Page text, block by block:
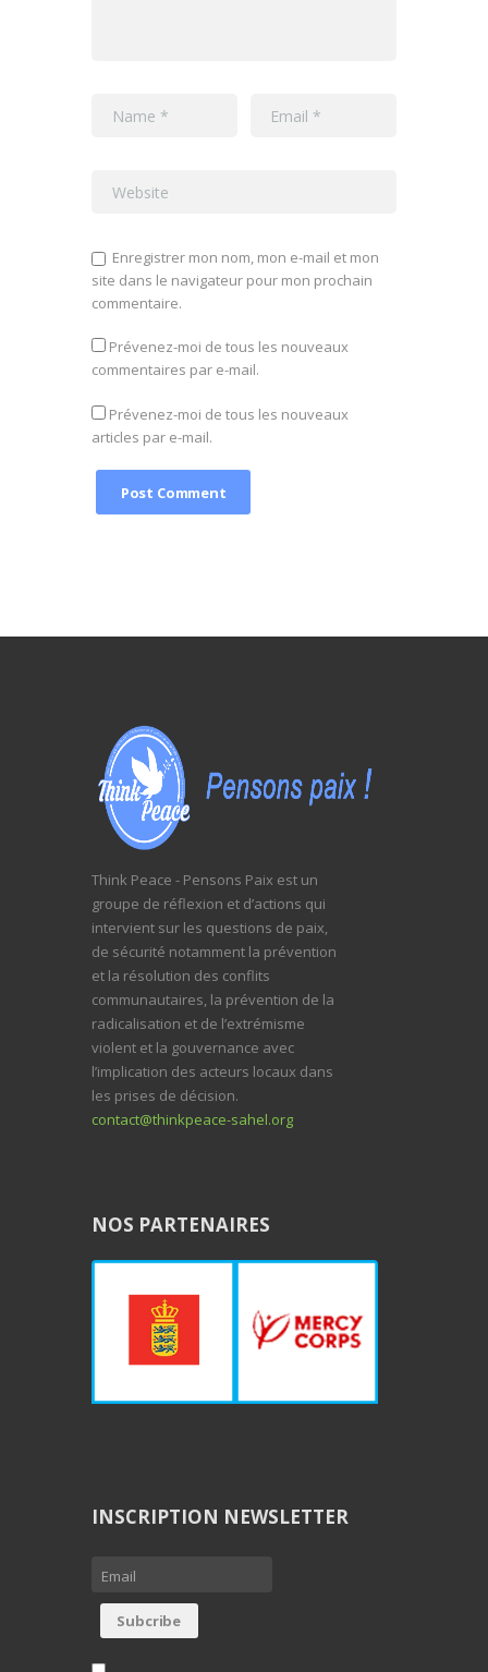
Enregistrer mon nom, mon e-mail et mon
site dans le navigateur pour mon prochain
commentaire.
Prévenez-moi de tous les nouveaux
commentaires par e-mail.
Prévenez-moi de tous les nouveaux
articles par e-mail.
Think Peace - Pensons Paix est un
groupe de réflexion et d’actions qui
intervient sur les questions de paix,
de sécurité notamment la prévention
et la résolution des conflits
communautaires, la prévention de la
radicalisation et de l’extrémisme
violent et la gouvernance avec
l’implication des acteurs locaux dans
les prises de décision.
contact@thinkpeace-sahel.org
NOS PARTENAIRES
INSCRIPTION NEWSLETTER